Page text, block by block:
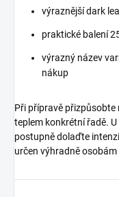
výraznější dark
praktické balení
výrazný název
nákup
Při přípravě
teplem konkrétní řadě.
postupně dolaďte
určen výhradně